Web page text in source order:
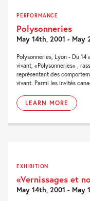
PERFORMANCE
Polysonneries
May 14th, 2001 - May
Polysonneries, Lyon - Du 14
vivant, «Polysonneries» ,
représentant des
vivant. Parmi les invités
LEARN MORE
EXHIBITION
«Vernissages et
May 14th, 2001 - May